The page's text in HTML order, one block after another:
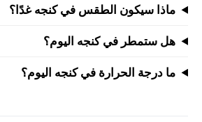
ماذا سيكون الطقس في كنجه غدًا؟
هل ستمطر في كنجه اليوم؟
ما درجة الحرارة في كنجه اليوم؟